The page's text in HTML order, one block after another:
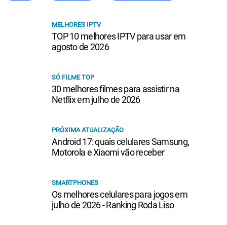
MELHORES IPTV
TOP 10 melhores IPTV para usar em
agosto de 2026
SÓ FILME TOP
30 melhores filmes para assistir na
Netflix em julho de 2026
PRÓXIMA ATUALIZAÇÃO
Android 17: quais celulares Samsung,
Motorola e Xiaomi vão receber
SMARTPHONES
Os melhores celulares para jogos em
julho de 2026 - Ranking Roda Liso